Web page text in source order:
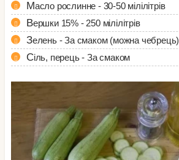
Масло рослинне - 30-50 мілілітрів
Вершки 15% - 250 мілілітрів
Зелень - За смаком (можна чебрець)
Сіль, перець - За смаком